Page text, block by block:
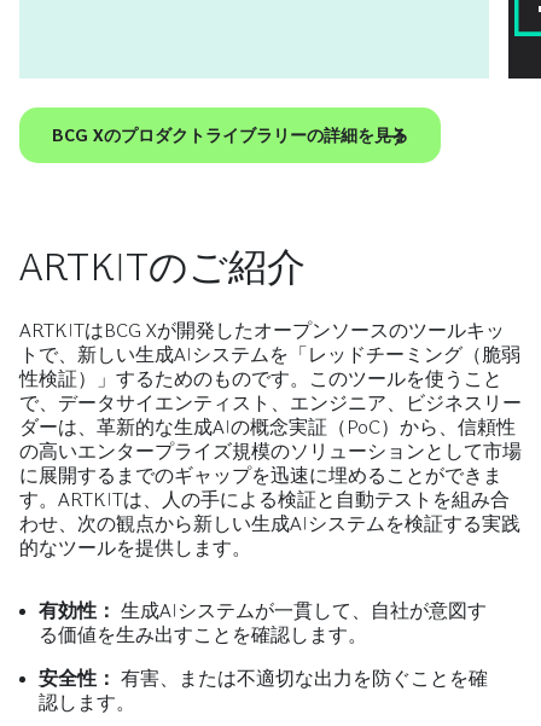
BCG Xのプロダクトライブラリーの詳細を見る
ARTKITのご紹介
ARTKITはBCG Xが開発したオープンソースのツールキッ
トで、新しい生成AIシステムを「レッドチーミング（脆弱
性検証）」するためのものです。このツールを使うこと
で、データサイエンティスト、エンジニア、ビジネスリー
ダーは、革新的な生成AIの概念実証（PoC）から、信頼性
の高いエンタープライズ規模のソリューションとして市場
に展開するまでのギャップを迅速に埋めることができま
す。ARTKITは、人の手による検証と自動テストを組み合
わせ、次の観点から新しい生成AIシステムを検証する実践
的なツールを提供します。
有効性： 生成AIシステムが一貫して、自社が意図す
る価値を生み出すことを確認します。
安全性： 有害、または不適切な出力を防ぐことを確
認します。